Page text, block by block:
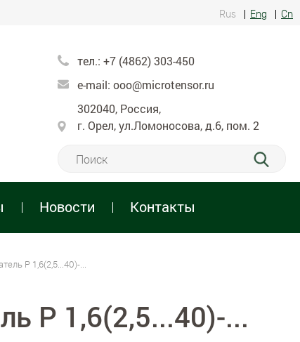
Rus Eng Cn
тел.: +7 (4862) 303-450
e-mail: ooo@microtensor.ru
302040, Россия,
г. Орел, ул.Ломоносова, д.6, пом. 2
Новости Контакты
P 1,6(2,5...40)-...
P 1,6(2,5...40)-...